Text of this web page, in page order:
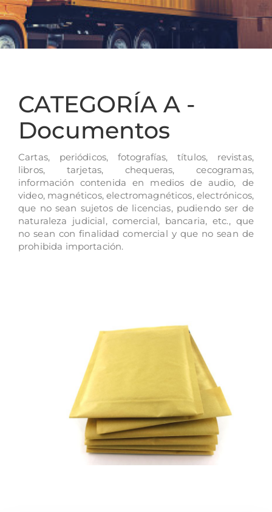
CATEGORÍA A -
Documentos
Cartas, periódicos, fotografías, títulos, revistas,
libros, tarjetas, chequeras, cecogramas,
información contenida en medios de audio, de
video, magnéticos, electromagnéticos, electrónicos,
que no sean sujetos de licencias, pudiendo ser de
naturaleza judicial, comercial, bancaria, etc., que
no sean con finalidad comercial y que no sean de
prohibida importación.